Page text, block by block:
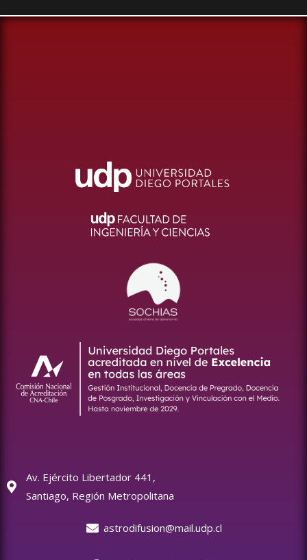
Av. Ejército Libertador 441,
Santiago, Región Metropolitana
astrodifusion@mail.udp.cl